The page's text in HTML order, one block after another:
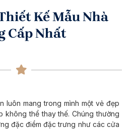
Kế Mẫu Nhà
Cấp Nhất
luôn mang trong mình một vẻ đẹp
không thể thay thế. Chúng thường
đặc điểm đặc trưng như các cửa